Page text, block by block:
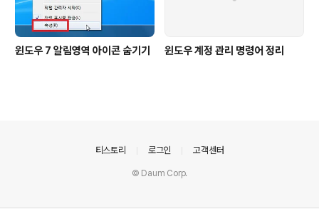
윈도우 7 알림영역 아이콘 숨기기 윈도우 계정 관리 명령어 정리
티스토리 로그인 고객센터
© Daum Corp.